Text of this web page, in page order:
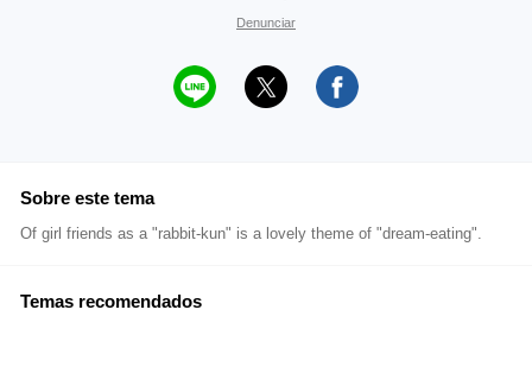
Denunciar
Sobre este tema
Of girl friends as a "rabbit-kun" is a lovely theme of "dream-eating".
Temas recomendados